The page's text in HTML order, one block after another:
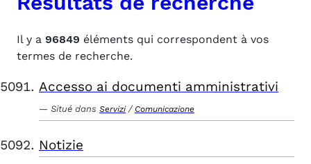
Il y a 96849 éléments qui correspondent à vos
termes de recherche.
Accesso ai documenti amministrativi
Situé dans Servizi / Comunicazione
Notizie